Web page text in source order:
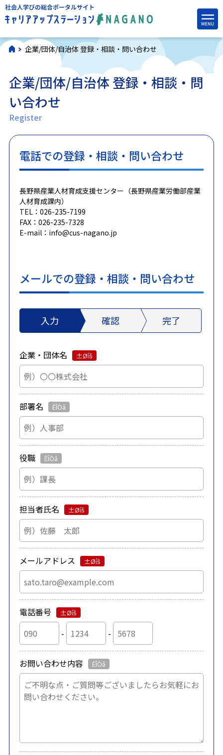
企業/団体/自治体 登録・相談・問い合わせ
企業/団体/自治体 登録・相談・問
い合わせ
Register
電話での登録・相談・問い合わせ
長野県産業人材育成支援センター（長野県産業労働部産業
人材育成課内）
TEL：026-235-7199
FAX：026-235-7328
E-mail：info@cus-nagano.jp
メールでの登録・相談・問い合わせ
入力 確認 完了
企業・団体名
部署名
役職
担当者氏名
メールアドレス
電話番号
-
-
お問い合わせ内容